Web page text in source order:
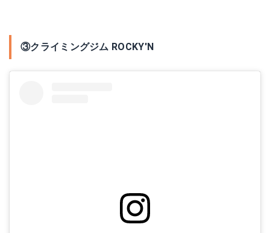
③クライミングジム ROCKY'N